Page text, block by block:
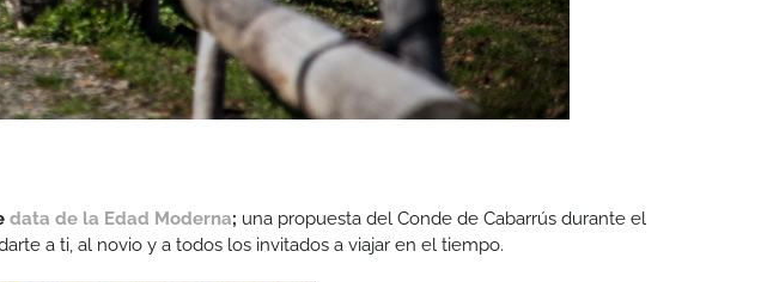
data de la Edad Moderna; una propuesta del Conde de Cabarrús durante el
a ti, al novio y a todos los invitados a viajar en el tiempo.